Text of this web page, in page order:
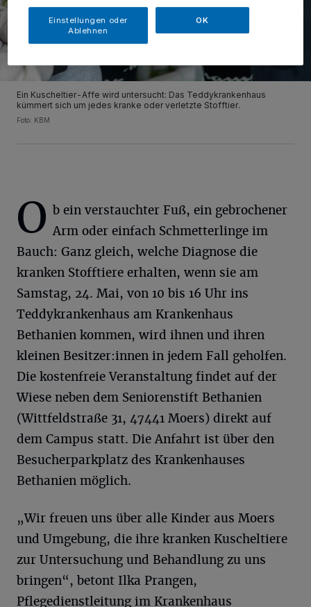
Ein Kuscheltier-Affe wird untersucht: Das Teddykrankenhaus
kümmert sich um jedes kranke oder verletzte Stofftier.
Foto: KBM
O b ein verstauchter Fuß, ein gebrochener
Arm oder einfach Schmetterlinge im
Bauch: Ganz gleich, welche Diagnose die
kranken Stofftiere erhalten, wenn sie am
Samstag, 24. Mai, von 10 bis 16 Uhr ins
Teddykrankenhaus am Krankenhaus
Bethanien kommen, wird ihnen und ihren
kleinen Besitzer:innen in jedem Fall geholfen.
Die kostenfreie Veranstaltung findet auf der
Wiese neben dem Seniorenstift Bethanien
(Wittfeldstraße 31, 47441 Moers) direkt auf
dem Campus statt. Die Anfahrt ist über den
Besucherparkplatz des Krankenhauses
Bethanien möglich.
„Wir freuen uns über alle Kinder aus Moers
und Umgebung, die ihre kranken Kuscheltiere
zur Untersuchung und Behandlung zu uns
bringen“, betont Ilka Prangen,
Pflegedienstleitung im Krankenhaus
Einstellungen oder
Ablehnen
OK